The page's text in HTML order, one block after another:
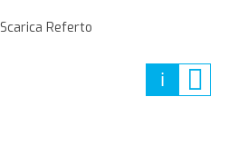
Scarica Referto